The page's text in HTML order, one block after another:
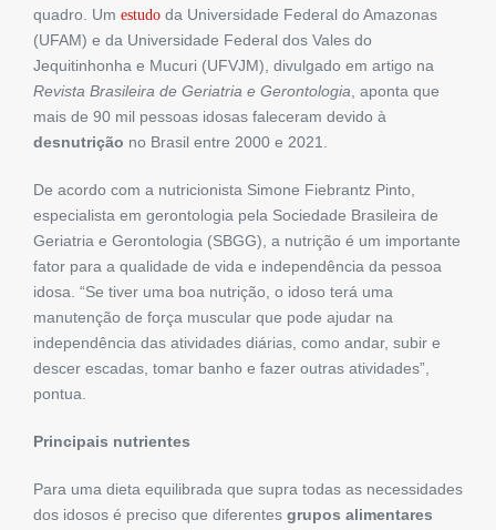
quadro. Um estudo da Universidade Federal do Amazonas
(UFAM) e da Universidade Federal dos Vales do
Jequitinhonha e Mucuri (UFVJM), divulgado em artigo na
Revista Brasileira de Geriatria e Gerontologia, aponta que
mais de 90 mil pessoas idosas faleceram devido à
desnutrição no Brasil entre 2000 e 2021.
De acordo com a nutricionista Simone Fiebrantz Pinto,
especialista em gerontologia pela Sociedade Brasileira de
Geriatria e Gerontologia (SBGG), a nutrição é um importante
fator para a qualidade de vida e independência da pessoa
idosa. “Se tiver uma boa nutrição, o idoso terá uma
manutenção de força muscular que pode ajudar na
independência das atividades diárias, como andar, subir e
descer escadas, tomar banho e fazer outras atividades”,
pontua.
Principais nutrientes
Para uma dieta equilibrada que supra todas as necessidades
dos idosos é preciso que diferentes grupos alimentares